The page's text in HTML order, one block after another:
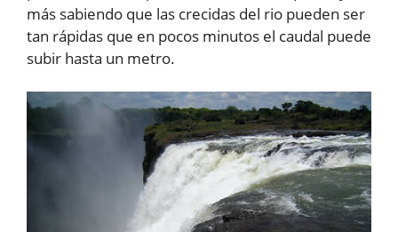
más sabiendo que las crecidas del rio pueden ser
tan rápidas que en pocos minutos el caudal puede
subir hasta un metro.